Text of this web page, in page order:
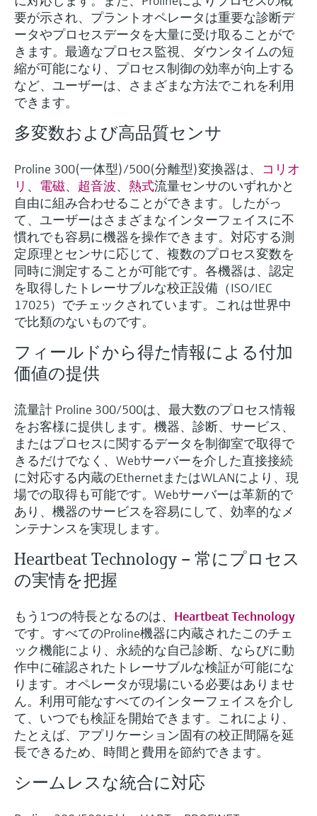
要が示され、プラントオペレータは重要な診断デ
ータやプロセスデータを大量に受け取ることがで
きます。最適なプロセス監視、ダウンタイムの短
縮が可能になり、プロセス制御の効率が向上する
など、ユーザーは、さまざまな方法でこれを利用
できます。
多変数および高品質センサ
Proline 300(一体型)/500(分離型)変換器は、 コリオ
リ 、 電磁、 超音波、 熱式流量センサのいずれかと
自由に組み合わせることができます。したがっ
て、ユーザーはさまざまなインターフェイスに不
慣れでも容易に機器を操作できます。対応する測
定原理とセンサに応じて、複数のプロセス変数を
同時に測定することが可能です。各機器は、認定
を取得したトレーサブルな校正設備（ISO/IEC
17025）でチェックされています。これは世界中
で比類のないものです。
フィールドから得た情報による付加
価値の提供
流量計 Proline 300/500は、最大数のプロセス情報
をお客様に提供します。機器、診断、サービス、
またはプロセスに関するデータを制御室で取得で
きるだけでなく、Webサーバーを介した直接接続
に対応する内蔵のEthernetまたはWLANにより、現
場での取得も可能です。Webサーバーは革新的で
あり、機器のサービスを容易にして、効率的なメ
ンテナンスを実現します。
Heartbeat Technology – 常にプロセス
の実情を把握
もう1つの特長となるのは、 Heartbeat Technology
です。すべてのProline機器に内蔵されたこのチェ
ック機能により、永続的な自己診断、ならびに動
作中に確認されたトレーサブルな検証が可能にな
ります。オペレータが現場にいる必要はありませ
ん。利用可能なすべてのインターフェイスを介し
て、いつでも検証を開始できます。これにより、
たとえば、アプリケーション固有の校正間隔を延
長できるため、時間と費用を節約できます。
シームレスな統合に対応